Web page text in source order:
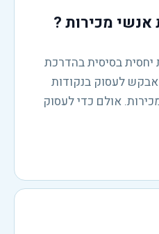
מכירות ?
יחסית בסיסית בהדרכת
לעסוק בנקודות
אולם כדי לעסוק